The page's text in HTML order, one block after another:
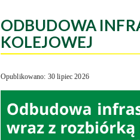
ODBUDOWA
KOLEJOWEJ
Opublikowano: 30 lipiec 2026